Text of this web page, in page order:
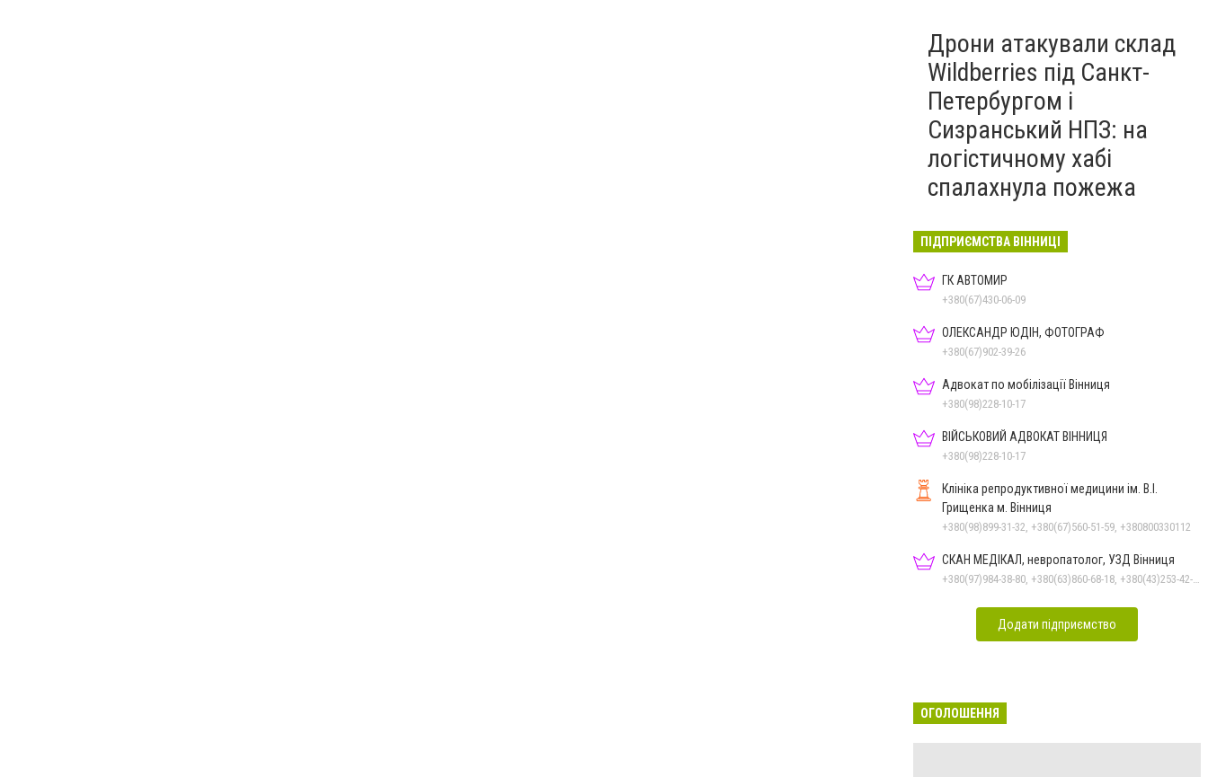
Дрони атакували склад
Wildberries під Санкт-
Петербургом і
Сизранський НПЗ: на
логістичному хабі
спалахнула пожежа
ПІДПРИЄМСТВА ВІННИЦІ
ГК АВТОМИР
+380(67)430-06-09
ОЛЕКСАНДР ЮДІН, ФОТОГРАФ
+380(67)902-39-26
Адвокат по мобілізації Вінниця
+380(98)228-10-17
ВІЙСЬКОВИЙ АДВОКАТ ВІННИЦЯ
+380(98)228-10-17
Клініка репродуктивної медицини ім. В.І.
Грищенка м. Вінниця
+380(98)899-31-32, +380(67)560-51-59, +380800330112
СКАН МЕДІКАЛ, невропатолог, УЗД Вінниця
+380(97)984-38-80, +380(63)860-68-18, +380(43)253-42-51
Додати підприємство
ОГОЛОШЕННЯ